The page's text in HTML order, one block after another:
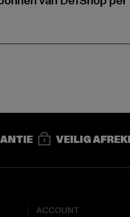
VEILIG
ACCOUNT